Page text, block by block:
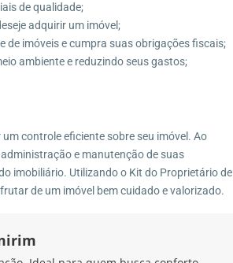
de qualidade;
adquirir um imóvel;
imóveis e cumpra suas obrigações fiscais;
ambiente e reduzindo seus gastos;
controle eficiente sobre seu imóvel. Ao
e manutenção de suas
imobiliário. Utilizando o Kit do Proprietário de
de um imóvel bem cuidado e valorizado.